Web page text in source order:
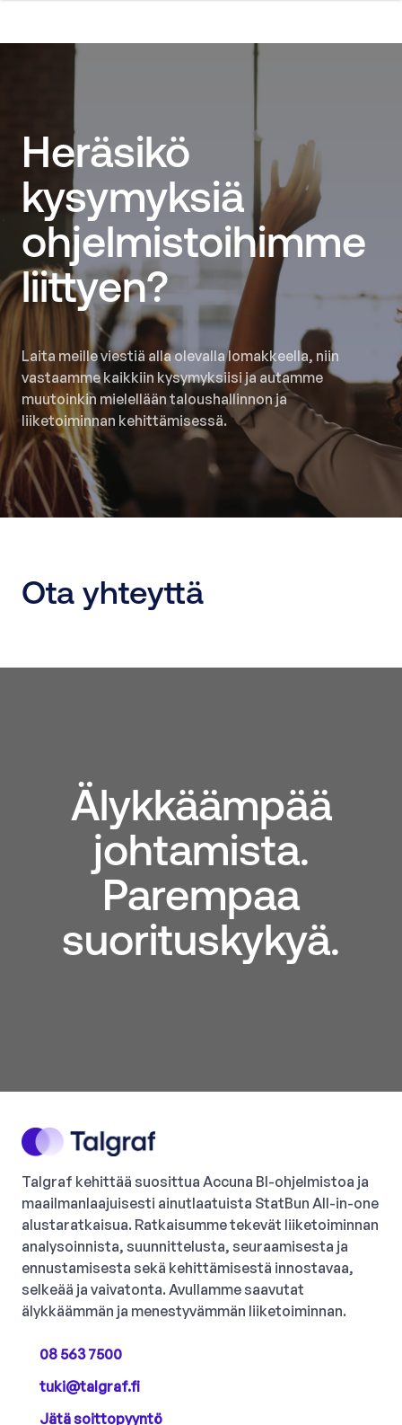
Heräsikö
kysymyksiä
ohjelmistoihimme
liittyen?
Laita meille viestiä alla olevalla lomakkeella, niin
vastaamme kaikkiin kysymyksiisi ja autamme
muutoinkin mielellään taloushallinnon ja
liiketoiminnan kehittämisessä.
Ota yhteyttä
Älykkäämpää
johtamista.
Parempaa
suorituskykyä.
Talgraf kehittää suosittua Accuna BI-ohjelmistoa ja
maailmanlaajuisesti ainutlaatuista StatBun All-in-one
alustaratkaisua. Ratkaisumme tekevät liiketoiminnan
analysoinnista, suunnittelusta, seuraamisesta ja
ennustamisesta sekä kehittämisestä innostavaa,
selkeää ja vaivatonta. Avullamme saavutat
älykkäämmän ja menestyvämmän liiketoiminnan.
08 563 7500
tuki@talgraf.fi
Jätä soittopyyntö